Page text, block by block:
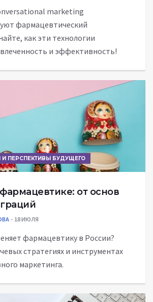
marketing
фармацевтический
как эти технологии
и эффективность!
ПЕРСПЕКТИВЫ БУДУЩЕГО
от основ
18 ИЮЛЯ
фармацевтику в России?
стратегиях и инструментах
маркетинга.